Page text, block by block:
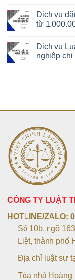
Dịch vụ
từ
Dịch vụ
nghiệp chi
CÔNG TY LUẬT
HOTLINE/ZALO:
Số 10b, ngõ
Liệt, thành phố
Địa chỉ luật sư
Tòa nhà Hoàng